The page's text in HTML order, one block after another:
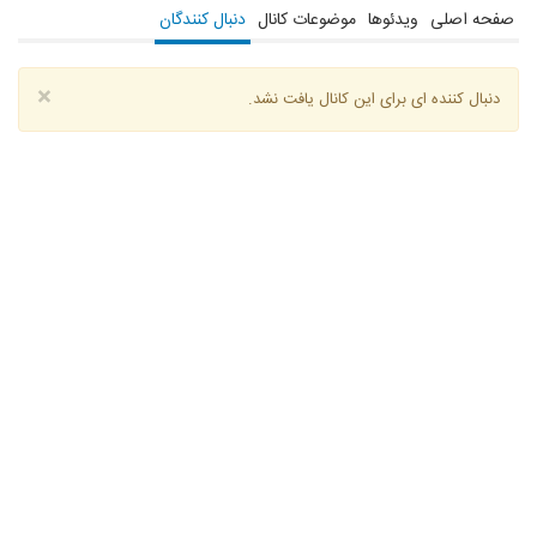
صفحه اصلی ویدئوها موضوعات کانال دنبال کنندگان
× دنبال کننده ای برای این کانال یافت نشد.